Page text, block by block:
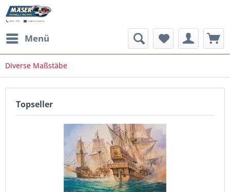
Menü
Diverse Maßstäbe
Topseller